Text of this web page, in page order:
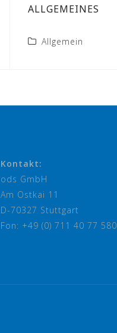
ALLGEMEINES
Allgemein
Kontakt:
ods GmbH
Am Ostkai 11
D-70327 Stuttgart
Fon: +49 (0) 711 40 77 580